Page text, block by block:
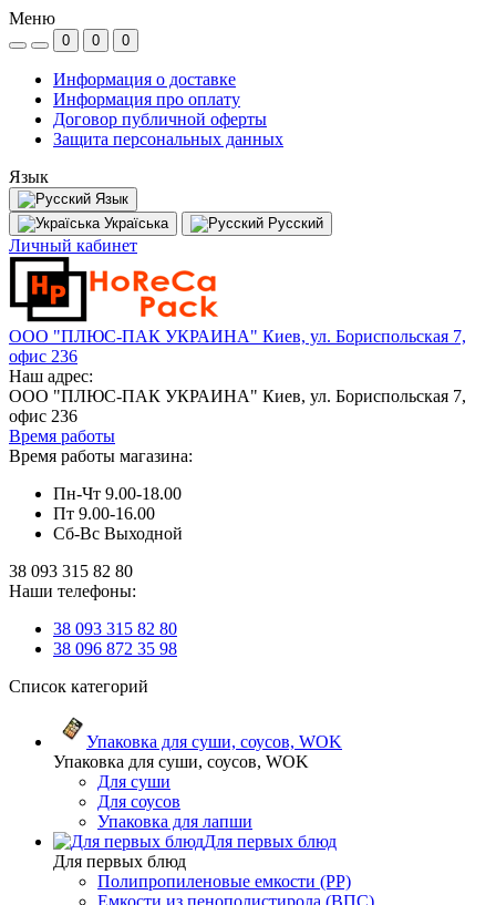
Меню
0 0 0
Информация о доставке
Информация про оплату
Договор публичной оферты
Защита персональных данных
Язык
Язык
Україська
Русский
Личный кабинет
ООО "ПЛЮС-ПАК УКРАИНА" Киев, ул. Бориспольская 7,
офис 236
Наш адрес:
ООО "ПЛЮС-ПАК УКРАИНА" Киев, ул. Бориспольская 7,
офис 236
Время работы
Время работы магазина:
Пн-Чт 9.00-18.00
Пт 9.00-16.00
Сб-Вс Выходной
38 093 315 82 80
Наши телефоны:
38 093 315 82 80
38 096 872 35 98
Список категорий
Упаковка для суши, соусов, WOK
Упаковка для суши, соусов, WOK
Для суши
Для соусов
Упаковка для лапши
Для первых блюд
Для первых блюд
Полипропиленовые емкости (PP)
Емкости из пенополистирола (ВПС)